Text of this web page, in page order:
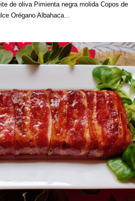
de oliva Pimienta negra molida Copos de
Orégano Albahaca...